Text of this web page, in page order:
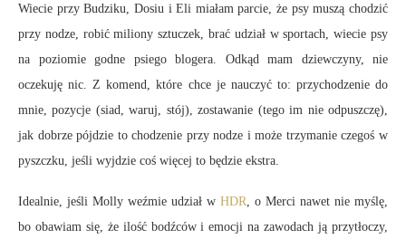
Wiecie przy Budziku, Dosiu i Eli miałam parcie, że psy muszą chodzić
przy nodze, robić miliony sztuczek, brać udział w sportach, wiecie psy
na poziomie godne psiego blogera. Odkąd mam dziewczyny, nie
oczekuję nic. Z komend, które chce je nauczyć to: przychodzenie do
mnie, pozycje (siad, waruj, stój), zostawanie (tego im nie odpuszczę),
jak dobrze pójdzie to chodzenie przy nodze i może trzymanie czegoś w
pyszczku, jeśli wyjdzie coś więcej to będzie ekstra.
Idealnie, jeśli Molly weźmie udział w HDR , o Merci nawet nie myślę,
bo obawiam się, że ilość bodźców i emocji na zawodach ją przytłoczy,